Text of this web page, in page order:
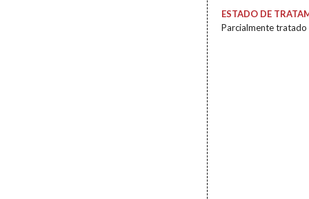
ESTADO DE
Parcialmente tratado